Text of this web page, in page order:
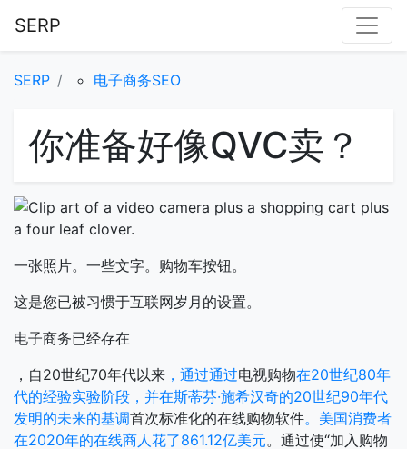
SERP
SERP 电子商务SEO
你准备好像QVC卖？
一张照片。一些文字。购物车按钮。
这是您已被习惯于互联网岁月的设置。
电子商务已经存在
，自20世纪70年代以来 ，通过通过电视购物在20世纪80年
代的经验实验阶段，并在斯蒂芬·施希汉奇的20世纪90年代
发明的未来的基调首次标准化的在线购物软件。美国消费者
在2020年的在线商人花了861.12亿美元。通过使“加入购物